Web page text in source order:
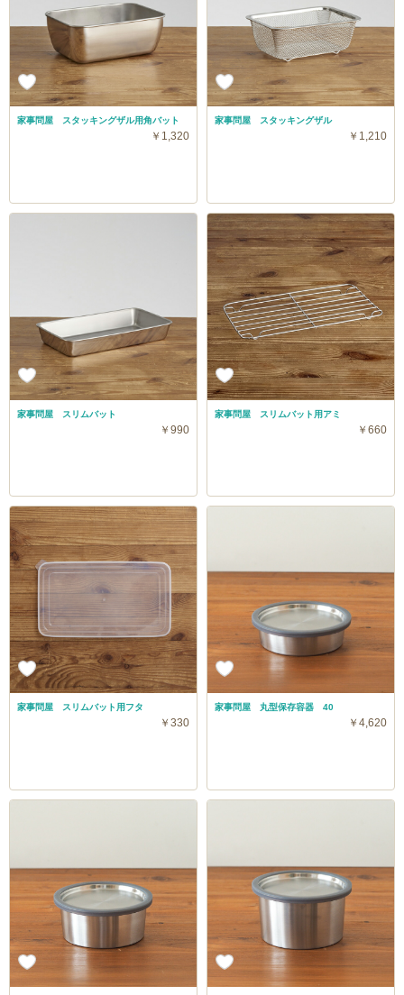
家事問屋 スタッキングザル用角バット
￥1,320
家事問屋 スタッキングザル
￥1,210
家事問屋 スリムバット
￥990
家事問屋 スリムバット用アミ
￥660
家事問屋 スリムバット用フタ
￥330
家事問屋 丸型保存容器 40
￥4,620